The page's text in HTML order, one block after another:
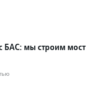
мы строим мост